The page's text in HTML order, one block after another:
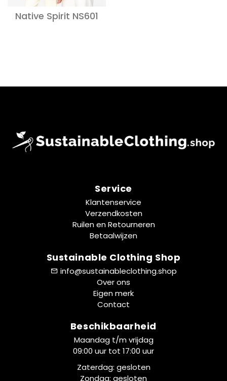
Native Spirit NS601
Service
Klantenservice
Verzendkosten
Ruilen en Retourneren
Betaalwijzen
Sustainable Clothing Shop
info@sustainableclothing.shop
Over ons
Eigen merk
Contact
Beschikbaarheid
Maandag t/m vrijdag
09:00 uur tot 17:00 uur
Zaterdag: gesloten
Zondag: gesloten